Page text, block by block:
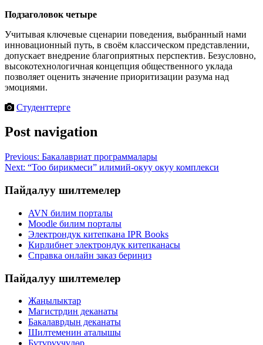
Подзаголовок четыре
Учитывая ключевые сценарии поведения, выбранный нами
инновационный путь, в своём классическом представлении,
допускает внедрение благоприятных перспектив. Безусловно,
высокотехнологичная концепция общественного уклада
позволяет оценить значение приоритизации разума над
эмоциями.
Студенттерге
Post navigation
Previous: Бакалавриат программалары
Next: “Тоо бирикмеси” илимий-окуу окуу комплекси
Пайдалуу шилтемелер
AVN билим порталы
Moodle билим порталы
Электрондук китепкана IPR Books
Кирлибнет электрондук китепканасы
Справка онлайн заказ бериңиз
Пайдалуу шилтемелер
Жаңылыктар
Магистрдин деканаты
Бакалаврдын деканаты
Шилтеменин аталышы